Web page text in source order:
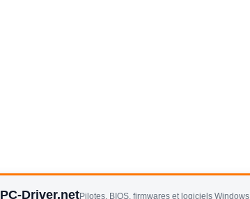
PC-Driver.netPilotes, BIOS, firmwares et logiciels Windows